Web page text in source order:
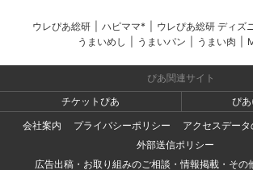
ウレぴあ総研 ハピママ* ウレぴあ総研 ディズ
うまいめし
うまいパン うまい肉
ぴあ関連サイト
チケットぴあ
ぴ
会社案内
プライバシーポリシー
アクセスデー
外部送信ポリシー
広告出稿・お取り組みのご相談・情報掲載・その